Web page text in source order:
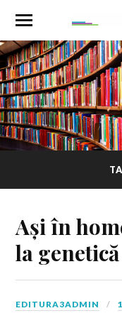
Ași în
la genetică
EDITURA3ADMIN